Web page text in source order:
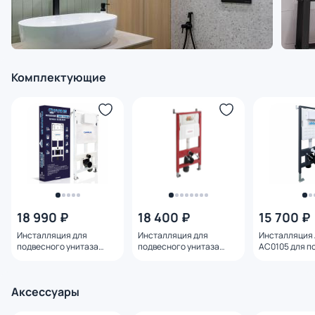
Комплектующие
18 990 ₽
Инсталляция для
подвесного унитаза
18 400 ₽
Инсталляция для
подвесного унитаза
15 700 ₽
Инсталляция
AC0105 для
Аксессуары